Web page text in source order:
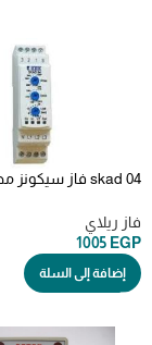
فاز ريلاي
1005 EGP
إضافة إلى السلة